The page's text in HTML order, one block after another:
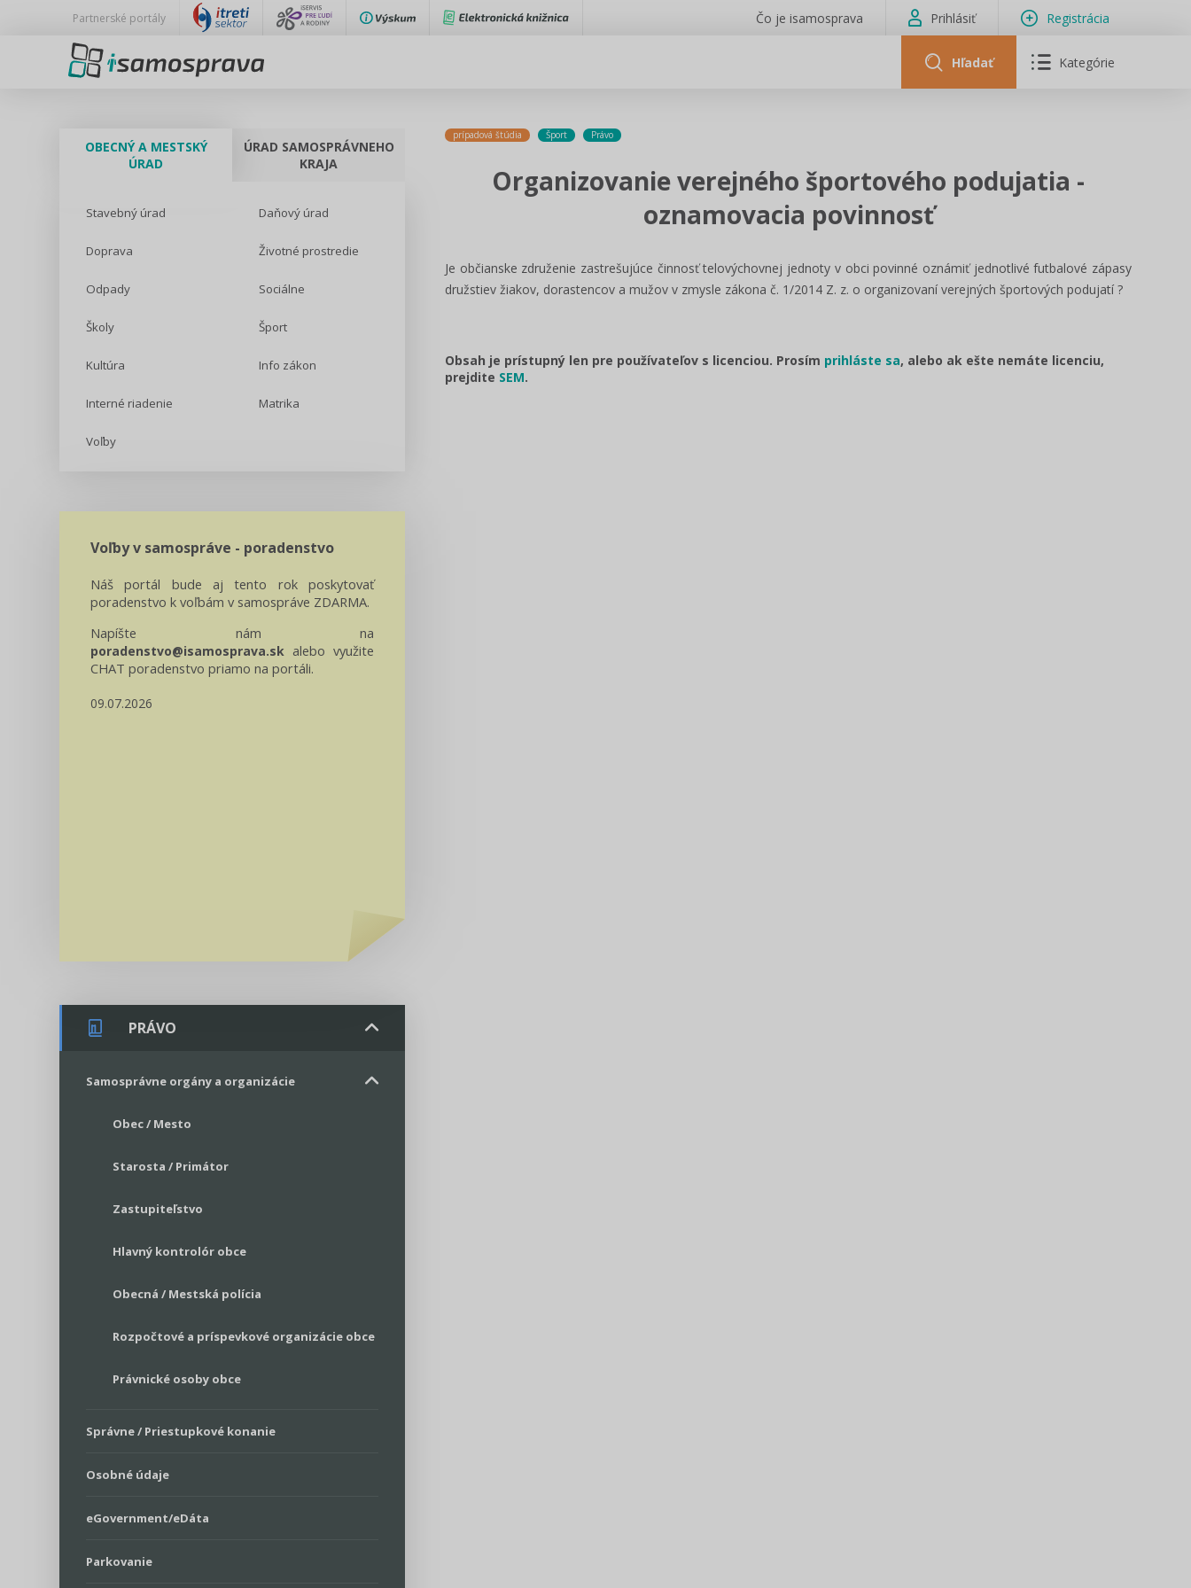
Partnerské portály Čo je isamosprava Prihlásiť Registrácia
Hľadať Kategórie
OBECNÝ A MESTSKÝ
ÚRAD
ÚRAD SAMOSPRÁVNEHO
KRAJA
Stavebný úrad Daňový úrad
Doprava Životné prostredie
Odpady Sociálne
Školy Šport
Kultúra Info zákon
Interné riadenie Matrika
Voľby
Voľby v samospráve - poradenstvo
Náš portál bude aj tento rok poskytovať
poradenstvo k voľbám v samospráve ZDARMA.
Napíšte nám na
poradenstvo@isamosprava.sk alebo využite
CHAT poradenstvo priamo na portáli.
09.07.2026
PRÁVO
Samosprávne orgány a organizácie
Obec / Mesto
Starosta / Primátor
Zastupiteľstvo
Hlavný kontrolór obce
Obecná / Mestská polícia
Rozpočtové a príspevkové organizácie obce
Právnické osoby obce
Správne / Priestupkové konanie
Osobné údaje
eGovernment/eDáta
Parkovanie
prípadová štúdia Šport Právo
Organizovanie verejného športového podujatia -
oznamovacia povinnosť
Je občianske združenie zastrešujúce činnosť telovýchovnej jednoty v obci povinné oznámiť jednotlivé futbalové zápasy
družstiev žiakov, dorastencov a mužov v zmysle zákona č. 1/2014 Z. z. o organizovaní verejných športových podujatí ?
Obsah je prístupný len pre používateľov s licenciou. Prosím prihláste sa, alebo ak ešte nemáte licenciu,
prejdite SEM.